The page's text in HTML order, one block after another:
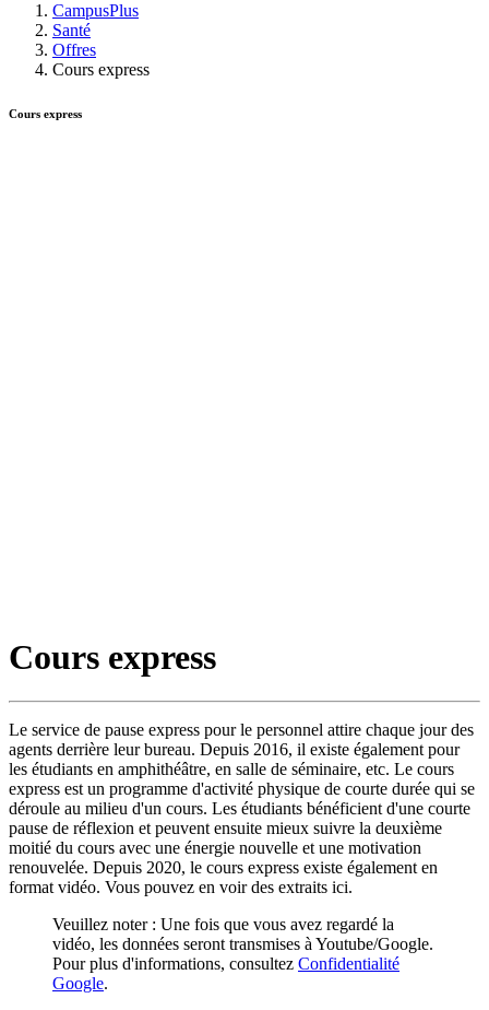
CampusPlus
Santé
Offres
Cours express
Cours express
Cours express
Le service de pause express pour le personnel attire chaque jour des
agents derrière leur bureau. Depuis 2016, il existe également pour
les étudiants en amphithéâtre, en salle de séminaire, etc. Le cours
express est un programme d'activité physique de courte durée qui se
déroule au milieu d'un cours. Les étudiants bénéficient d'une courte
pause de réflexion et peuvent ensuite mieux suivre la deuxième
moitié du cours avec une énergie nouvelle et une motivation
renouvelée. Depuis 2020, le cours express existe également en
format vidéo. Vous pouvez en voir des extraits ici.
Veuillez noter : Une fois que vous avez regardé la
vidéo, les données seront transmises à Youtube/Google.
Pour plus d'informations, consultez Confidentialité
Google.